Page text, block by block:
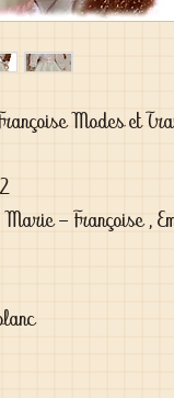
Modes et
Marie - Françoise ,